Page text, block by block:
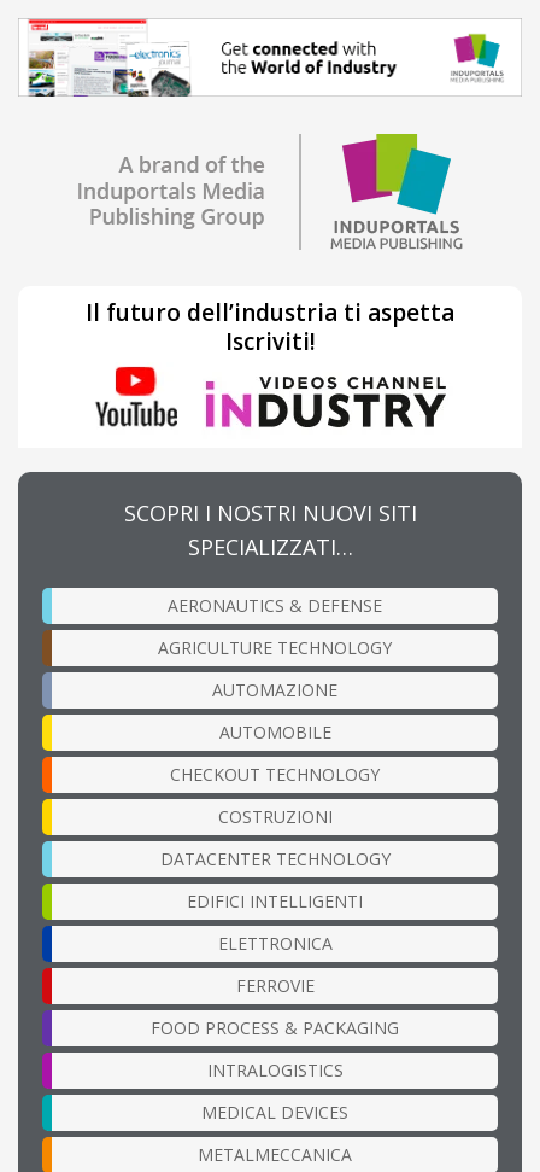
Il futuro dell’industria ti aspetta
Iscriviti!
SCOPRI I NOSTRI NUOVI SITI
SPECIALIZZATI…
AERONAUTICS & DEFENSE
AGRICULTURE TECHNOLOGY
AUTOMAZIONE
AUTOMOBILE
CHECKOUT TECHNOLOGY
COSTRUZIONI
DATACENTER TECHNOLOGY
EDIFICI INTELLIGENTI
ELETTRONICA
FERROVIE
FOOD PROCESS & PACKAGING
INTRALOGISTICS
MEDICAL DEVICES
METALMECCANICA